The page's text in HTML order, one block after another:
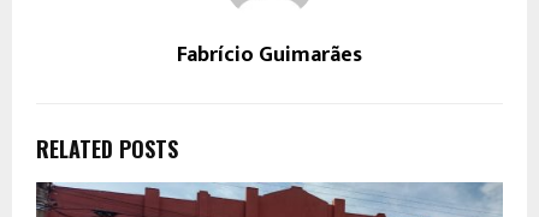
Fabrício Guimarães
RELATED POSTS